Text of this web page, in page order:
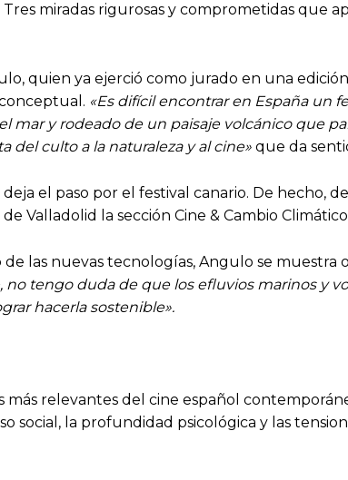
miradas rigurosas y comprometidas que
quien ya ejerció como jurado en una
«Es difícil encontrar en España un
mar y rodeado de un paisaje volcánico que
del culto a la naturaleza y al cine» que da
el paso por el festival canario. De hecho,
Valladolid la sección Cine & Cambio
las nuevas tecnologías, Angulo se
tengo duda de que los efluvios marinos y
hacerla sostenible».
más relevantes del cine español
la profundidad psicológica y las